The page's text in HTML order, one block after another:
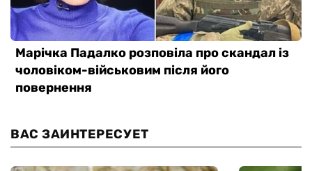
ВАС ЗАИНТЕРЕСУЕТ